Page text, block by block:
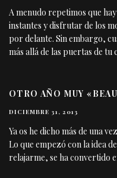
A menudo repetimos que
instantes y disfrutar de los
por delante. Sin embargo,
más allá de las puertas de tu
OTRO AÑO MUY
DICIEMBRE 31, 2013
Ya os he dicho más de una
Lo que empezó con la idea
relajarme, se ha convertido